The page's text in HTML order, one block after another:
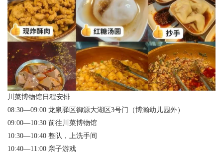
川菜博物馆日程安排
08:30—09:00 龙泉驿区御源大湖区3号门（博瀚幼儿园外）
09:00—10:30 前往川菜博物馆
10:30—10:40 整队，上洗手间
10:40—11:00 亲子游戏